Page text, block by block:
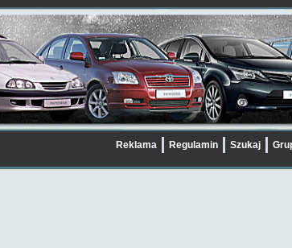
Reklama Regulamin Szukaj